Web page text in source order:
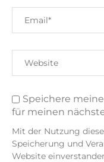
Speichere
für meinen
Mit der Nutzung
Speicherung und
Website